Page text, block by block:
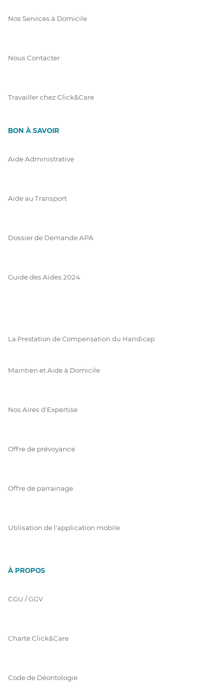
Nos Services à Domicile
Nous Contacter
Travailler chez Click&Care
BON À SAVOIR
Aide Administrative
Aide au Transport
Dossier de Demande APA
Guide des Aides 2024
La Prestation de Compensation du Handicap
Maintien et Aide à Domicile
Nos Aires d'Expertise
Offre de prévoyance
Offre de parrainage
Utilisation de l'application mobile
À PROPOS
CGU / GGV
Charte Click&Care
Code de Déontologie